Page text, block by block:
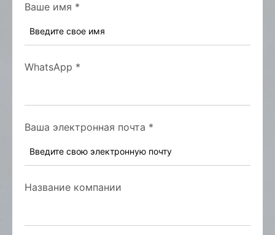
Ваше имя *
WhatsApp *
Ваша электронная почта *
Название компании